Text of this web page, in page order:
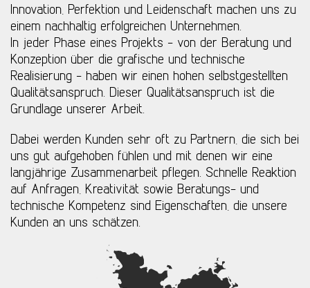
Innovation, Perfektion und Leidenschaft machen uns zu
einem nachhaltig erfolgreichen Unternehmen.
In jeder Phase eines Projekts - von der Beratung und
Konzeption über die grafische und technische
Realisierung - haben wir einen hohen selbstgestellten
Qualitätsanspruch. Dieser Qualitätsanspruch ist die
Grundlage unserer Arbeit.
Dabei werden Kunden sehr oft zu Partnern, die sich bei
uns gut aufgehoben fühlen und mit denen wir eine
langjährige Zusammenarbeit pflegen. Schnelle Reaktion
auf Anfragen, Kreativität sowie Beratungs- und
technische Kompetenz sind Eigenschaften, die unsere
Kunden an uns schätzen.